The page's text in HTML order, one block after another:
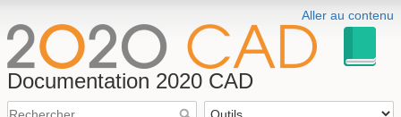
Aller au contenu
Documentation 2020 CAD